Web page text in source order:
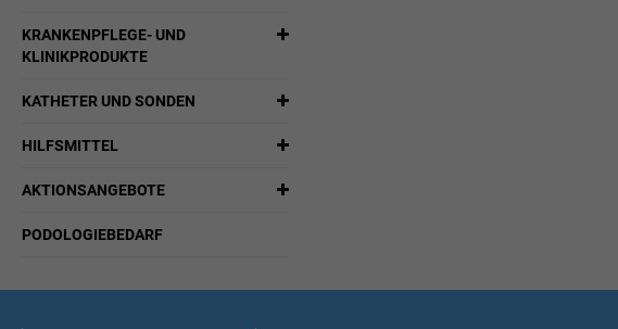
KRANKENPFLEGE- UND
KLINIKPRODUKTE
KATHETER UND SONDEN
HILFSMITTEL
AKTIONSANGEBOTE
PODOLOGIEBEDARF